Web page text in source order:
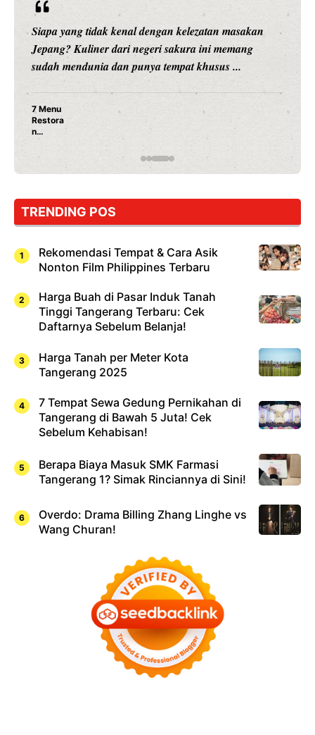
Siapa yang tidak kenal dengan kelezatan masakan
Jepang? Kuliner dari negeri sakura ini memang
sudah mendunia dan punya tempat khusus ...
7 Menu
Restora
n
Jepang
yang
Dicoba,
Cuma
Sushi!
TRENDING POS
Rekomendasi Tempat & Cara Asik
Nonton Film Philippines Terbaru
Harga Buah di Pasar Induk Tanah
Tinggi Tangerang Terbaru: Cek
Daftarnya Sebelum Belanja!
Harga Tanah per Meter Kota
Tangerang 2025
7 Tempat Sewa Gedung Pernikahan di
Tangerang di Bawah 5 Juta! Cek
Sebelum Kehabisan!
Berapa Biaya Masuk SMK Farmasi
Tangerang 1? Simak Rinciannya di Sini!
Overdo: Drama Billing Zhang Linghe vs
Wang Churan!